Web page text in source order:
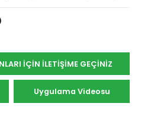
İÇİN İLETİŞİME GEÇİNİZ
Uygulama Videosu